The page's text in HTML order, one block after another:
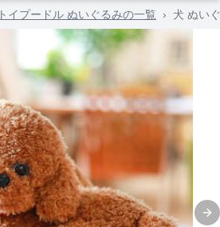
トイプードル ぬいぐるみの一覧 › 犬 ぬい